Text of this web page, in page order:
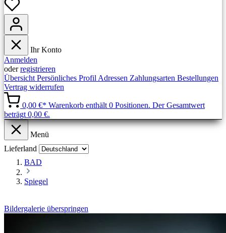
Ihr Konto
Anmelden
oderregistrieren
Übersicht Persönliches Profil Adressen Zahlungsarten Bestellungen
Vertrag widerrufen
0,00 €* Warenkorb enthält 0 Positionen. Der Gesamtwert
beträgt 0,00 €.
Menü
Lieferland
BAD
Spiegel
Bildergalerie überspringen